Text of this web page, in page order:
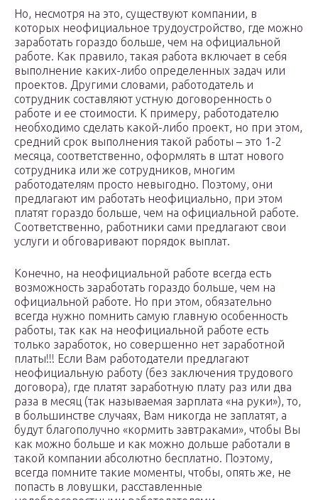
Но, несмотря на это, существуют компании, в
которых неофициальное трудоустройство, где можно
заработать гораздо больше, чем на официальной
работе. Как правило, такая работа включает в себя
выполнение каких-либо определенных задач или
проектов. Другими словами, работодатель и
сотрудник составляют устную договоренность о
работе и ее стоимости. К примеру, работодателю
необходимо сделать какой-либо проект, но при этом,
средний срок выполнения такой работы – это 1-2
месяца, соответственно, оформлять в штат нового
сотрудника или же сотрудников, многим
работодателям просто невыгодно. Поэтому, они
предлагают им работать неофициально, при этом
платят гораздо больше, чем на официальной работе.
Соответственно, работники сами предлагают свои
услуги и обговаривают порядок выплат.
Конечно, на неофициальной работе всегда есть
возможность заработать гораздо больше, чем на
официальной работе. Но при этом, обязательно
всегда нужно помнить самую главную особенность
работы, так как на неофициальной работе есть
только заработок, но совершенно нет заработной
платы!!! Если Вам работодатели предлагают
неофициальную работу (без заключения трудового
договора), где платят заработную плату раз или два
раза в месяц (так называемая зарплата «на руки»), то,
в большинстве случаях, Вам никогда не заплатят, а
будут благополучно «кормить завтраками», чтобы Вы
как можно больше и как можно дольше работали в
такой компании абсолютно бесплатно. Поэтому,
всегда помните такие моменты, чтобы, опять же, не
попасть в ловушки, расставленные